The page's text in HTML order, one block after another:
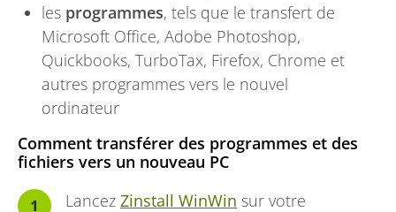
les programmes, tels que le transfert de
Microsoft Office, Adobe Photoshop,
Quickbooks, TurboTax, Firefox, Chrome et
autres programmes vers le nouvel
ordinateur
Comment transférer des programmes et des
fichiers vers un nouveau PC
Lancez Zinstall WinWin sur votre